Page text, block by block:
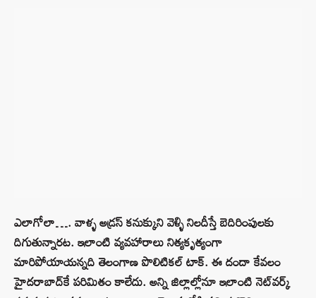
ఎలాగోలా…. వాళ్ళ అడ్రస్‌ కనుక్కుని వెళ్ళి నిలదీస్తే బెదిరింపులకు
దిగుతున్నారట. ఇలాంటి వ్యవహారాలు నిత్యకృత్యంగా
మారిపోయాయన్నది తెలంగాణ పొలిటికల్‌ టాక్‌. ఈ దందా కేవలం
హైదరాబాద్‌కే పరిమితం కాలేదు. అన్ని జిల్లాల్లోనూ ఇలాంటి నెట్‌వర్క్